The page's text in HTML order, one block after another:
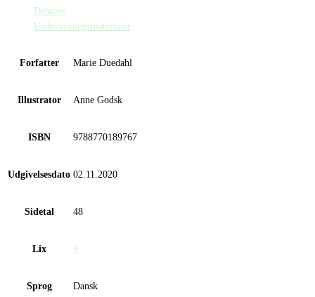
Detaljer
Undervisningsmaterialer
Forfatter Marie Duedahl
Illustrator Anne Godsk
ISBN 9788770189767
Udgivelsesdato 02.11.2020
Sidetal 48
Lix 9
Sprog Dansk